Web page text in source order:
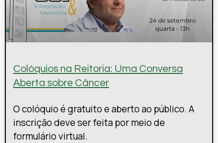
Colóquios na Reitoria: Uma Conversa
Aberta sobre Câncer
O colóquio é gratuito e aberto ao público. A
inscrição deve ser feita por meio de
formulário virtual.